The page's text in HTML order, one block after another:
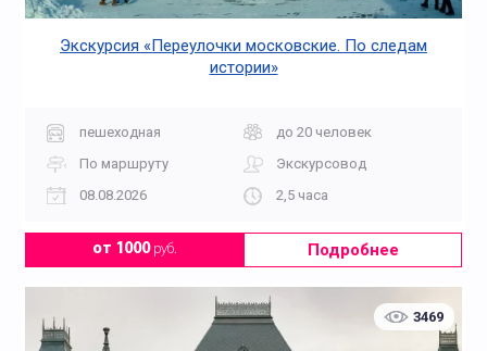
Экскурсия «Переулочки московские. По следам
истории»
пешеходная
до 20 человек
По маршруту
Экскурсовод
08.08.2026
2,5 часа
от 1000руб. Подробнее
3469